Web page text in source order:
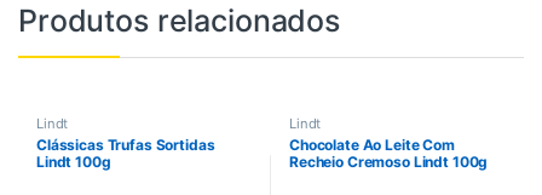
Produtos relacionados
Lindt
Clássicas Trufas Sortidas
Lindt 100g
Lindt
Chocolate Ao Leite Com
Recheio Cremoso Lindt 100g